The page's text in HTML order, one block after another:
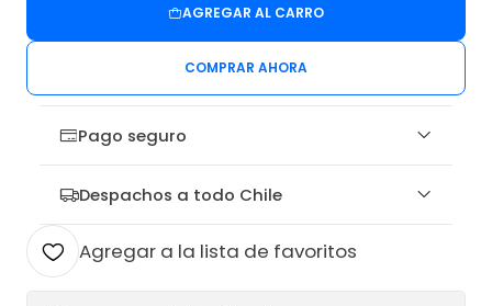
AGREGAR AL CARRO
COMPRAR AHORA
Pago seguro
Despachos a todo Chile
Agregar a la lista de favoritos